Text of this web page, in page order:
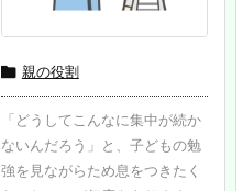
 親の役割
「どうしてこんなに集中が続か
ないんだろう」と、子どもの勉
強を見ながらため息をつきたく